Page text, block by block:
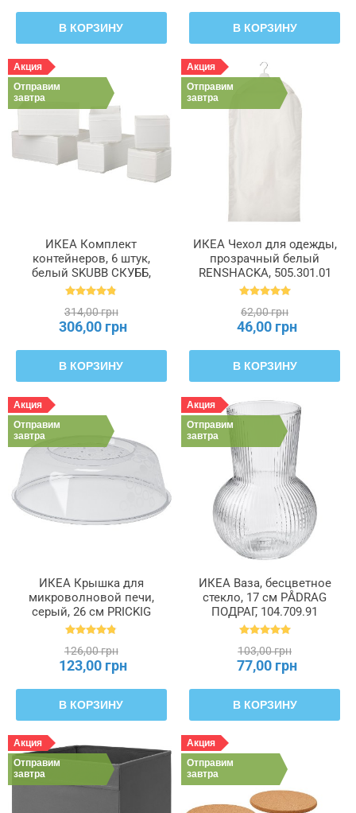
В КОРЗИНУ В КОРЗИНУ
Акция
Отправим
завтра
ИКЕА Комплект
контейнеров, 6 штук,
белый SKUBB СКУББ,
004.285.49
314,00 грн
306,00 грн
В КОРЗИНУ
Акция
Отправим
завтра
ИКЕА Чехол для одежды,
прозрачный белый
RENSHACKA, 505.301.01
62,00 грн
46,00 грн
В КОРЗИНУ
Акция
Отправим
завтра
ИКЕА Крышка для
микроволновой печи,
серый, 26 см PRICKIG
ПРИККИГ, 701.860.90
126,00 грн
123,00 грн
В КОРЗИНУ
Акция
Отправим
завтра
ИКЕА Ваза, бесцветное
стекло, 17 см PÅDRAG
ПОДРАГ, 104.709.91
103,00 грн
77,00 грн
В КОРЗИНУ
Акция
Отправим
завтра
Акция
Отправим
завтра